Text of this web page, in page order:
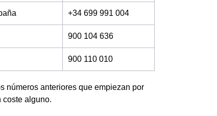
+34 699 991 004
900 104 636
900 110 010
números anteriores que empiezan por
coste alguno.